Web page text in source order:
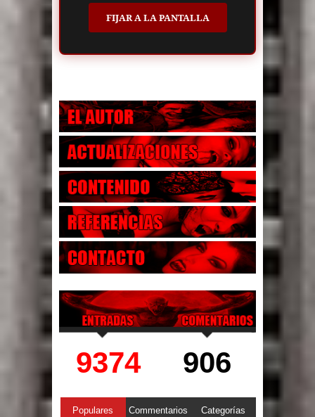
FIJAR A LA PANTALLA
9374 906
Populares Commentarios Categorías